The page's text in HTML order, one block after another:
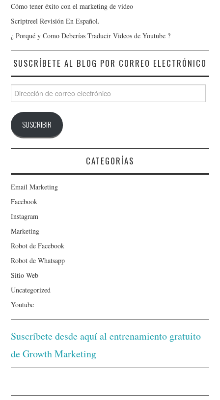
Cómo tener éxito con el marketing de video
Scriptreel Revisión En Español.
¿ Porqué y Como Deberías Traducir Videos de Youtube ?
SUSCRÍBETE AL BLOG POR CORREO ELECTRÓNICO
Dirección
de
electrónico
SUSCRIBIR
CATEGORÍAS
Email Marketing
Facebook
Instagram
Marketing
Robot de Facebook
Robot de Whatsapp
Sitio Web
Uncategorized
Youtube
Suscríbete desde aquí al entrenamiento gratuito
de Growth Marketing